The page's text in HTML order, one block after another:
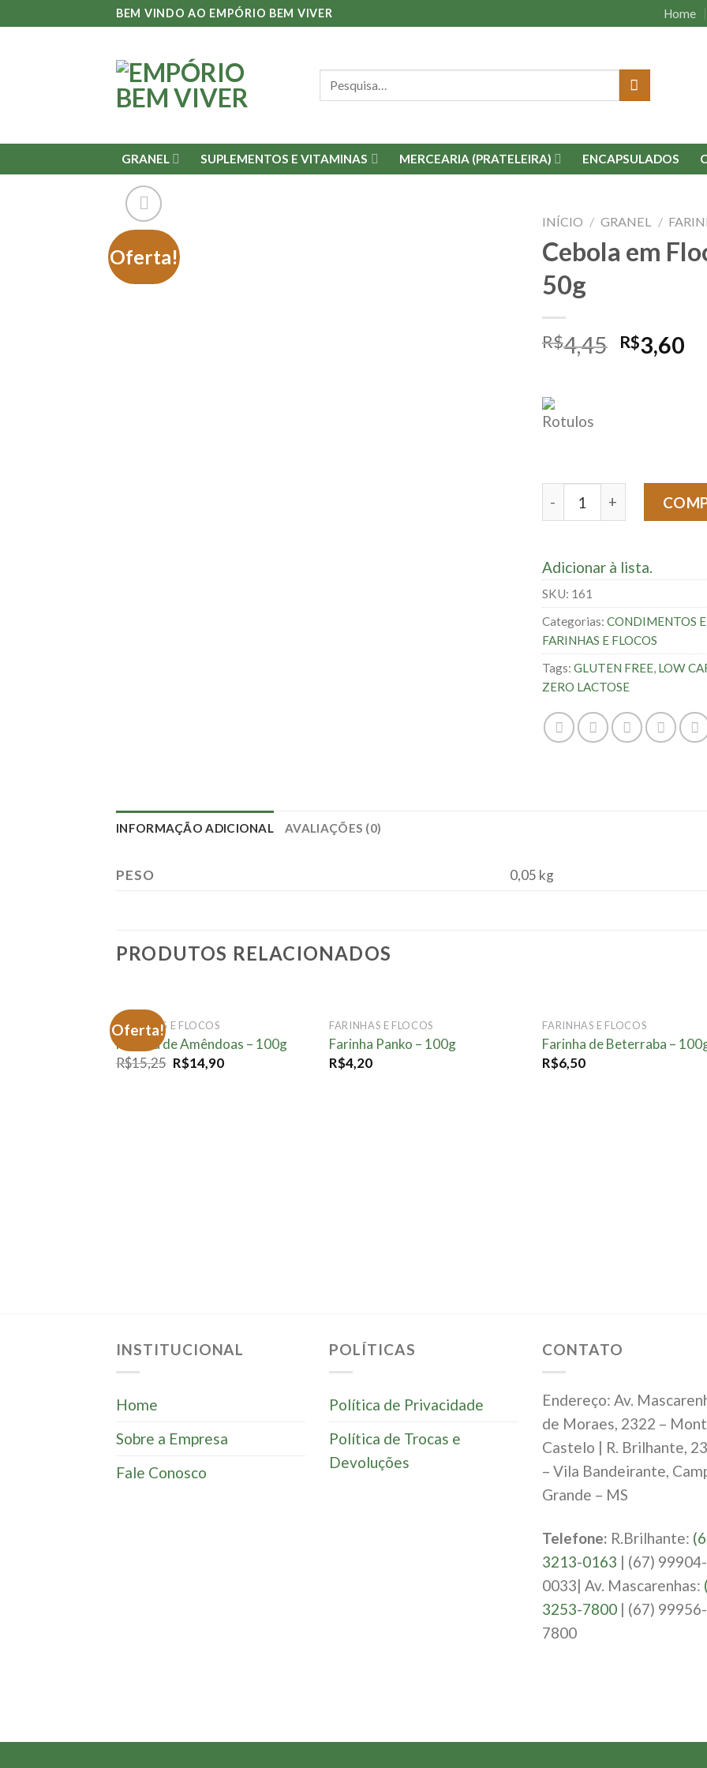
BEM VINDO AO EMPÓRIO BEM VIVER Home
GRANEL SUPLEMENTOS E VITAMINAS MERCEARIA (PRATELEIRA) ENCAPSULADOS
Oferta!
INÍCIO / GRANEL /
Cebola em
50g
R$4,45 R$3,60
Cebola em Flocos - 50g
Adicionar à lista.
SKU: 161
Categorias: CONDIMENTOS E
FARINHAS E FLOCOS
Tags: GLUTEN FREE, LOW
ZERO LACTOSE
INFORMAÇÃO ADICIONAL AVALIAÇÕES (0)
PESO 0,05 kg
PRODUTOS RELACIONADOS
Oferta!
Adicionar
à lista.
FARINHAS E FLOCOS
Farinha de Amêndoas – 100g
R$15,25 R$14,90
FARINHAS E FLOCOS
Farinha Panko – 100g
R$4,20
à
FARINHAS E FLOCOS
Farinha de Beterraba –
R$6,50
INSTITUCIONAL
Home
Sobre a Empresa
Fale Conosco
POLÍTICAS
Política de Privacidade
Política de Trocas e
Devoluções
CONTATO
Endereço: Av.
de Moraes, 2322 –
Castelo | R. Brilhante,
– Vila Bandeirante,
Grande – MS
Telefone: R.Brilhante:
3213-0163 | (67) 99904-
0033| Av. Mascarenhas:
3253-7800 | (67) 99956-
7800